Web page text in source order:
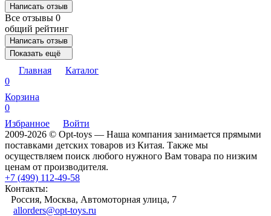
Написать отзыв
Все отзывы 0
общий рейтинг
Написать отзыв
Показать ещё
Главная
Каталог
0
Корзина
0
Избранное
Войти
2009-2026 © Opt-toys — Наша компания занимается прямыми
поставками детских товаров из Китая. Также мы
осуществляем поиск любого нужного Вам товара по низким
ценам от производителя.
+7 (499) 112-49-58
Контакты:
Россия, Москва, Автомоторная улица, 7
allorders@opt-toys.ru